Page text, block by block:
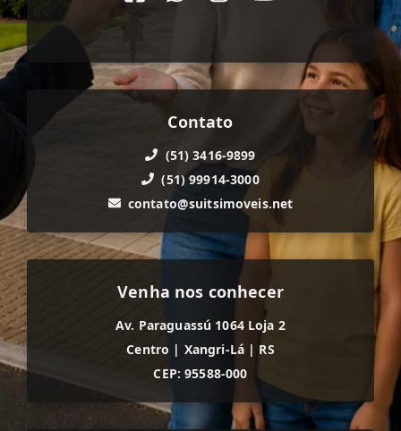
Contato
(51) 3416-9899
(51) 99914-3000
contato@suitsimoveis.net
Venha nos conhecer
Av. Paraguassú 1064 Loja 2
Centro | Xangri-Lá | RS
CEP: 95588-000